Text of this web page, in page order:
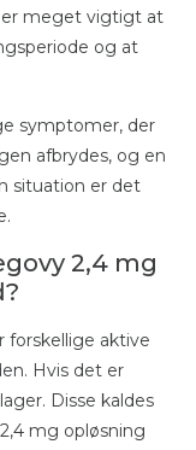
meget vigtigt at
og at
symptomer, der
afbrydes, og en
situation er det
2,4 mg
forskellige aktive
Hvis det er
Disse kaldes
mg opløsning